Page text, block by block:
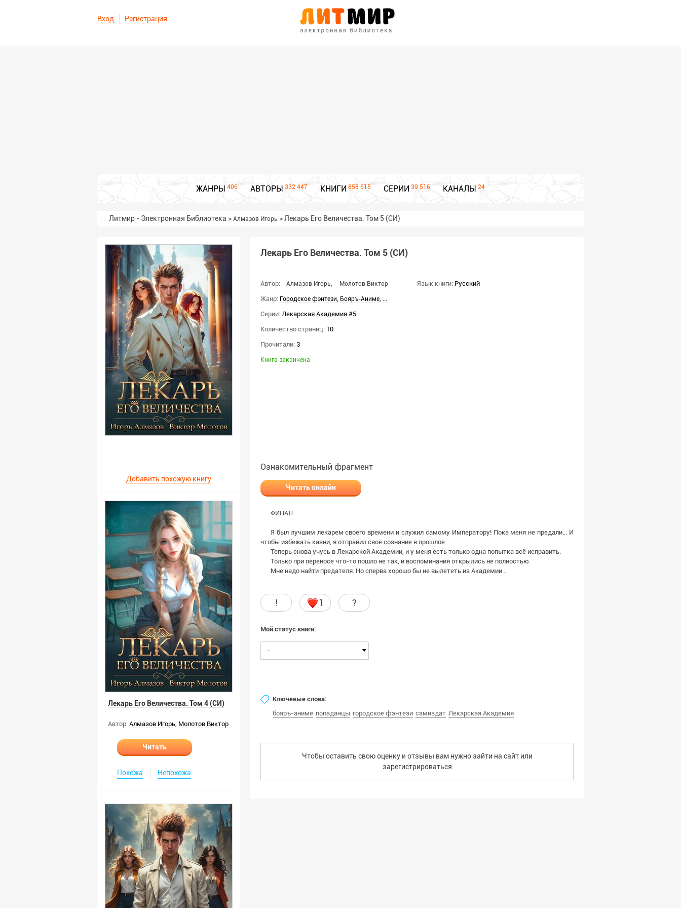
Вход Регистрация
ЖАНРЫ 406 АВТОРЫ 332 447 КНИГИ 858 615 СЕРИИ 39 516 КАНАЛЫ 24
Литмир - Электронная Библиотека > Алмазов Игорь > Лекарь Его Величества. Том 5 (СИ)
Добавить похожую книгу
Лекарь Его Величества. Том 4 (СИ)
Автор: Алмазов Игорь, Молотов Виктор
Читать
Похожа Непохожа
Лекарь Его Величества. Том 5 (СИ)
Автор: Алмазов Игорь, Молотов Виктор
Жанр: Городское фэнтези, Бояръ-Аниме, ...
Серии: Лекарская Академия #5
Количество страниц: 10
Прочитали: 3
Книга закончена
Язык книги: Русский
Ознакомительный фрагмент
Читать онлайн
ФИНАЛ
Я был лучшим лекарем своего времени и служил самому Императору! Пока меня не предали... И
чтобы избежать казни, я отправил своё сознание в прошлое.
Теперь снова учусь в Лекарской Академии, и у меня есть только одна попытка всё исправить.
Только при переносе что-то пошло не так, и воспоминания открылись не полностью.
Мне надо найти предателя. Но сперва хорошо бы не вылететь из Академии...
! 1 ?
Мой статус книги:
-
Ключевые слова:
бояръ-аниме попаданцы городское фэнтези самиздат Лекарская Академия
Чтобы оставить свою оценку и отзывы вам нужно зайти на сайт или
зарегистрироваться